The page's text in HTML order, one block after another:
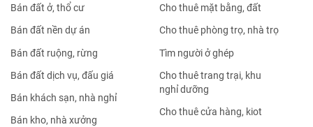
Bán đất ở, thổ cư
Bán đất nền dự án
Bán đất ruộng, rừng
Bán đất dịch vụ, đấu giá
Bán khách sạn, nhà nghỉ
Bán kho, nhà xưởng
Cho thuê mặt bằng, đất
Cho thuê phòng trọ, nhà trọ
Tìm người ở ghép
Cho thuê trang trại, khu
nghỉ dưỡng
Cho thuê cửa hàng, kiot